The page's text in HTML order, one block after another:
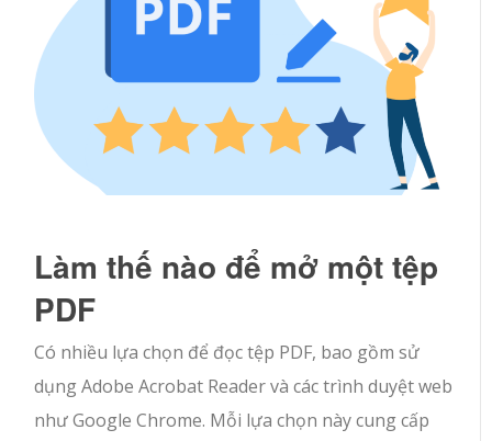
Làm thế nào để mở một tệp
PDF
Có nhiều lựa chọn để đọc tệp PDF, bao gồm sử
dụng Adobe Acrobat Reader và các trình duyệt web
như Google Chrome. Mỗi lựa chọn này cung cấp